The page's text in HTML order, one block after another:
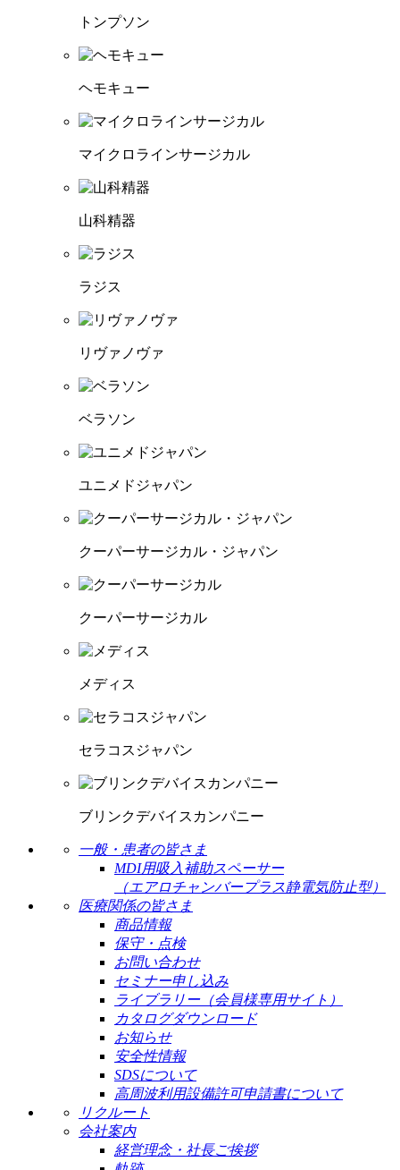
トンプソン
ヘモキュー
マイクロラインサージカル
山科精器
ラジス
リヴァノヴァ
ベラソン
ユニメドジャパン
クーパーサージカル・ジャパン
クーパーサージカル
メディス
セラコスジャパン
ブリンクデバイスカンパニー
一般・患者の皆さま
MDI用吸入補助スペーサー
（エアロチャンバープラス静電気防止型）
医療関係の皆さま
商品情報
保守・点検
お問い合わせ
セミナー申し込み
ライブラリー（会員様専用サイト）
カタログダウンロード
お知らせ
安全性情報
SDSについて
高周波利用設備許可申請書について
リクルート
会社案内
経営理念・社長ご挨拶